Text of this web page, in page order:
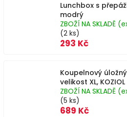
Lunchbox s
modrý
ZBOŽÍ NA SKLADĚ
(2 ks)
293 Kč
Koupelnový úložný
velikost XL, KOZIOL
ZBOŽÍ NA SKLADĚ
(5 ks)
689 Kč